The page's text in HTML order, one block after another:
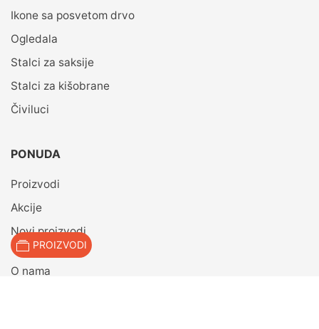
PROIZVODI
Ikone sa posvetom drvo
Ogledala
Stalci za saksije
Stalci za kišobrane
Čiviluci
PONUDA
Proizvodi
Akcije
Novi proizvodi
O nama